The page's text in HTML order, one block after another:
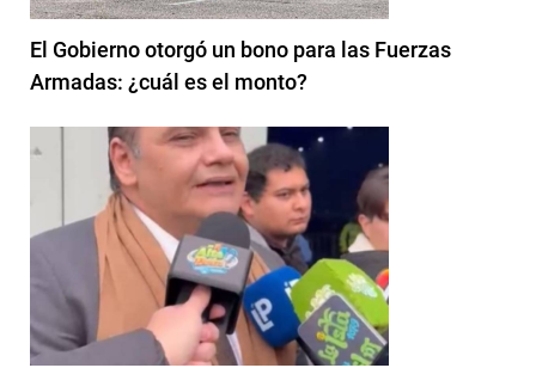
El Gobierno otorgó un bono para las Fuerzas
Armadas: ¿cuál es el monto?